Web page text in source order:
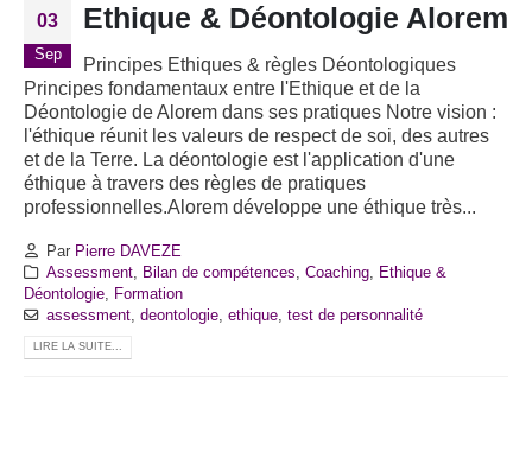
03
Sep
Ethique & Déontologie Alorem
Principes Ethiques & règles Déontologiques
Principes fondamentaux entre l'Ethique et de la
Déontologie de Alorem dans ses pratiques Notre vision :
l'éthique réunit les valeurs de respect de soi, des autres
et de la Terre. La déontologie est l'application d'une
éthique à travers des règles de pratiques
professionnelles.Alorem développe une éthique très...
Par Pierre DAVEZE
Assessment, Bilan de compétences Coaching,
Ethique &
Déontologie
Formation
assessment, deontologie, ethique, test de personnalité
LIRE LA SUITE...